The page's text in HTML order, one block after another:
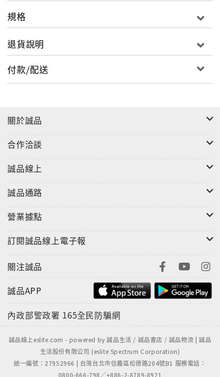
規格
退貨說明
付款/配送
關於誠品
合作洽談
誠品線上
誠品通路
營業據點
訂閱誠品線上電子報
關注誠品
誠品APP
內政部警政署 165全民防騙網
誠品線上eslite.com - powered by 誠品生活 / 誠品書店 / 誠品物流 | 誠品
生活股份有限公司 (eslite Spectrum Corporation)
統一編號：27952966 | 台灣台北市信義區松德路204號B1 服務電話：
0800-666-798／+886-2-8789-8921